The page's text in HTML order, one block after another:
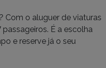
Com o aluguer de viaturas
É a escolha
e reserve já o seu